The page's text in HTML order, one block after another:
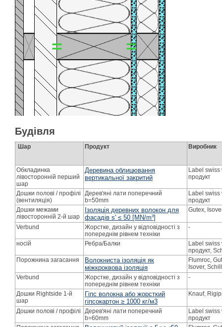
Будівля
Шар Продукт Виробник
Обкладинка
лівосторонній перший
шар
Деревина облицювання
вертикальної закритий
Label swiss
продукт
Дошки полові / профілі
(вентиляція)
Дерев'яні лати поперечний
b=50mm
Label swiss
продукт
Дошки межами
лівосторонній 2-й шар
Ізоляція деревних волокон для
фасадів s' ≤ 50 [MN/m³]
Gutex,
Verbund
Жорстке, дизайн у відповідності з
попереднім рівнем техніки
-
носій Ребра/Балки
Label swiss
продукт,
Порожнина загасання
Волокниста ізоляція як
міжкроквова ізоляція
Flumroc,
Isover,
Verbund
Жорстке, дизайн у відповідності з
попереднім рівнем техніки
-
Дошки Rightside 1-й
шар
Гіпс волокна або жорсткий
гіпсокартон ≥ 1000 кг/м3
Knauf,
Дошки полові / профілі
Дерев'яні лати поперечний
b=60mm
Label swiss
продукт